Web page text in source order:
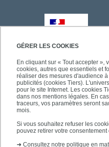
GÉRER LES COOKIES
En cliquant sur « Tout accepter »,
cookies, autres que essentiels et
réaliser des mesures d'audience
publicités (cookies Tiers).
pour le site Internet. Les cookies
dans nos mentions légales. En
traceurs, vos paramètres seront
mois.
Si vous souhaitez refuser les
pouvez retirer votre
➜ Consultez notre politique en